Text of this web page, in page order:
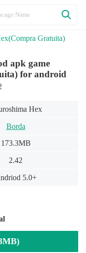
(Compra Gratuita)
apk game
for android
Hex
Borda
173.3MB
2.42
5.0+